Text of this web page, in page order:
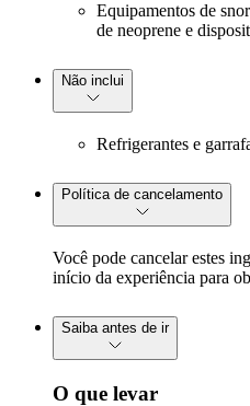
Equipamentos de
de neoprene e
Não inclui
Refrigerantes e
Política de cancelamento
Você pode cancelar estes
início da experiência para
Saiba antes de ir
O que levar